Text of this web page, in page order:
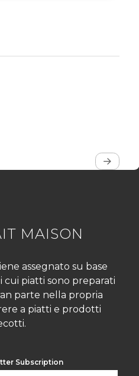
MAISON
assegnato su base
cui piatti sono preparati
parte nella propria
a piatti e prodotti
Subscription